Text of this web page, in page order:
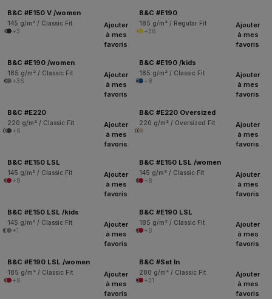
B&C #E150 V /women
145 g/m² / Classic Fit
+3
B&C #E190
185 g/m² / Regular Fit
+36
Ajouter
à mes
favoris
B&C #E190 /women
185 g/m² / Classic Fit
+36
Ajouter
à mes
favoris
B&C #E190 /kids
185 g/m² / Classic Fit
+8
Ajouter
à mes
favoris
B&C #E220
220 g/m² / Classic Fit
+6
Ajouter
à mes
favoris
B&C #E220 Oversized
220 g/m² / Oversized Fit
Ajouter
à mes
favoris
B&C #E150 LSL
145 g/m² / Classic Fit
+8
Ajouter
à mes
favoris
B&C #E150 LSL /women
145 g/m² / Classic Fit
+8
Ajouter
à mes
favoris
B&C #E150 LSL /kids
145 g/m² / Classic Fit
+1
Ajouter
à mes
favoris
B&C #E190 LSL
185 g/m² / Classic Fit
+6
Ajouter
à mes
favoris
B&C #E190 LSL /women
185 g/m² / Classic Fit
+6
Ajouter
à mes
favoris
B&C #Set In
280 g/m² / Classic Fit
+31
Ajouter
à mes
favoris
Ajouter
à mes
favoris